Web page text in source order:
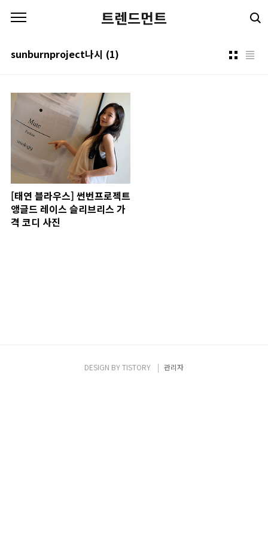
트렌드먼트
sunburnproject나시 (1)
[태연 블라우스] 썬번프로젝트
앵글드 레이스 슬리브리스 가
격 코디 사진
DESIGN BYTISTORY 관리자